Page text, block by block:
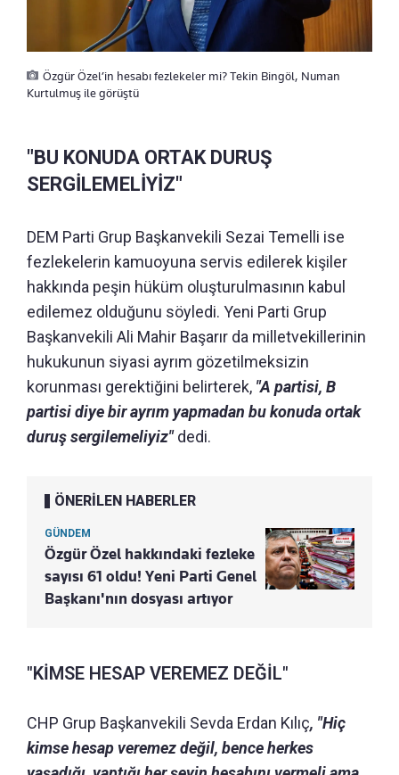
Özgür Özel’in hesabı fezlekeler mi? Tekin Bingöl, Numan
Kurtulmuş ile görüştü
"BU KONUDA ORTAK DURUŞ
SERGİLEMELİYİZ"
DEM Parti Grup Başkanvekili Sezai Temelli ise
fezlekelerin kamuoyuna servis edilerek kişiler
hakkında peşin hüküm oluşturulmasının kabul
edilemez olduğunu söyledi. Yeni Parti Grup
Başkanvekili Ali Mahir Başarır da milletvekillerinin
hukukunun siyasi ayrım gözetilmeksizin
korunması gerektiğini belirterek, "A partisi, B
partisi diye bir ayrım yapmadan bu konuda ortak
duruş sergilemeliyiz"dedi.
ÖNERİLEN HABERLER
GÜNDEM
Özgür Özel hakkındaki fezleke
sayısı 61 oldu! Yeni Parti Genel
Başkanı'nın dosyası artıyor
"KİMSE HESAP VEREMEZ DEĞİL"
CHP Grup Başkanvekili Sevda Erdan Kılıç, "Hiç
kimse hesap veremez değil, bence herkes